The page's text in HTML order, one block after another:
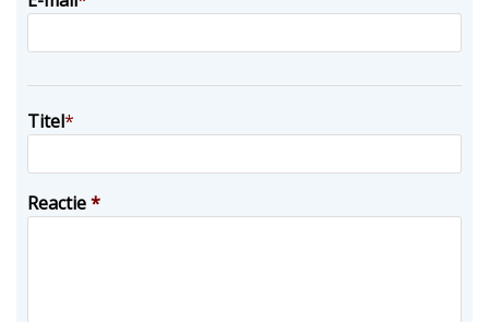
Titel*
Reactie*